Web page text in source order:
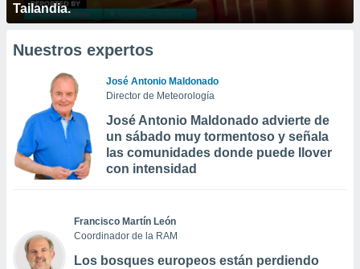
Tailandia.
Nuestros expertos
José Antonio Maldonado
Director de Meteorología
José Antonio Maldonado advierte de
un sábado muy tormentoso y señala
las comunidades donde puede llover
con intensidad
Francisco Martín León
Coordinador de la RAM
Los bosques europeos están perdiendo